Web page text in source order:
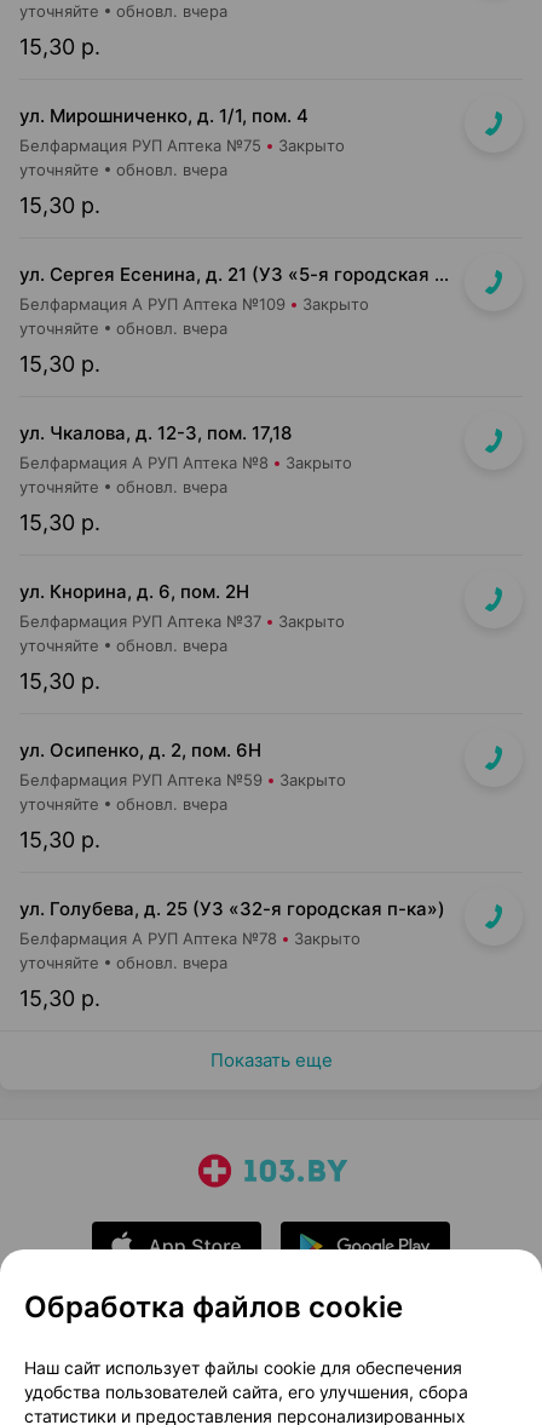
15,30 р.
уточняйте обновл. вчера
ул. Мирошниченко, д. 1/1, пом. 4
Белфармация РУП Аптека №75 Закрыто
15,30 р.
уточняйте обновл. вчера
ул. Сергея Есенина, д. 21 (УЗ «5-я городская п-ка»)
Белфармация А РУП Аптека №109 Закрыто
15,30 р.
уточняйте обновл. вчера
ул. Чкалова, д. 12-3, пом. 17,18
Белфармация А РУП Аптека №8 Закрыто
15,30 р.
уточняйте обновл. вчера
ул. Кнорина, д. 6, пом. 2Н
Белфармация РУП Аптека №37 Закрыто
15,30 р.
уточняйте обновл. вчера
ул. Осипенко, д. 2, пом. 6Н
Белфармация РУП Аптека №59 Закрыто
15,30 р.
уточняйте обновл. вчера
ул. Голубева, д. 25 (УЗ «32-я городская п-ка»)
Белфармация А РУП Аптека №78 Закрыто
15,30 р.
уточняйте обновл. вчера
Показать еще
О проекте
Новости проекта
Размещение рекламы
Медицинский маркетинг
Обработка файлов cookie
Наш сайт использует файлы cookie для обеспечения
удобства пользователей сайта, его улучшения, сбора
статистики и предоставления персонализированных